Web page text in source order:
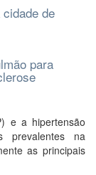
de
para
e a hipertensão
prevalentes na
as principais